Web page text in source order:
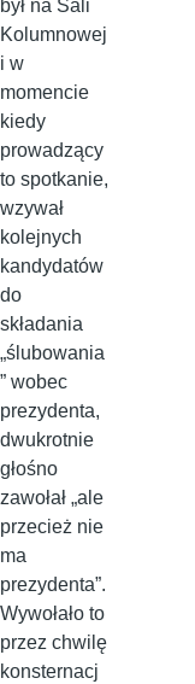
był na Sali
Kolumnowej
i w
momencie
kiedy
prowadzący
to spotkanie,
wzywał
kolejnych
kandydatów
do
składania
„ślubowania
” wobec
prezydenta,
dwukrotnie
głośno
zawołał „ale
przecież nie
ma
prezydenta”.
Wywołało to
przez chwilę
konsternacj